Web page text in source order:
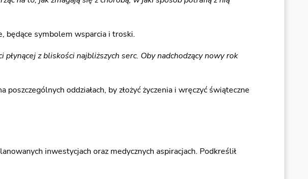
będące symbolem wsparcia i troski.
z bliskości najbliższych serc. Oby nadchodzący nowy rok
oddziałach, by złożyć życzenia i wręczyć świąteczne
inwestycjach oraz medycznych aspiracjach. Podkreślił